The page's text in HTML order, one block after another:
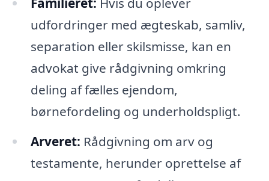
udfordringer med ægteskab, samliv,
separation eller skilsmisse, kan en
advokat give rådgivning omkring
deling af fælles ejendom,
børnefordeling og underholdspligt.
Arveret: Rådgivning om arv og
testamente, herunder oprettelse af